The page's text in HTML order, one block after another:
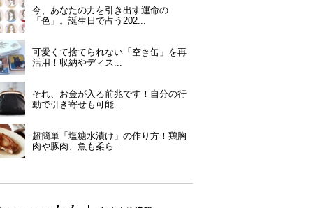
今、あなたの力を引き出す運命の
「色」。誕生日で占う202...
可愛くて捨てられない「空き缶」を再
活用！収納やディス...
それ、お金が入る前兆です！自分の行
動で引き寄せも可能...
超簡単「塩糖水漬け」の作り方！鶏胸
肉や豚肉、魚も柔ら...